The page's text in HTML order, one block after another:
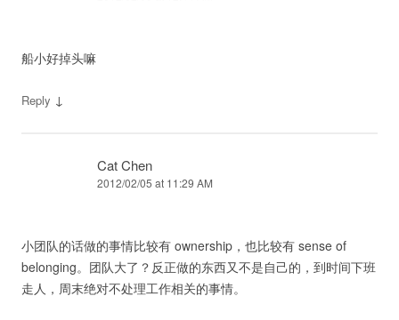
船小好掉头嘛
Reply ↓
Cat Chen
2012/02/05 at 11:29 AM
小团队的话做的事情比较有 ownership，也比较有 sense of
belonging。团队大了？反正做的东西又不是自己的，到时间下班
走人，周末绝对不处理工作相关的事情。